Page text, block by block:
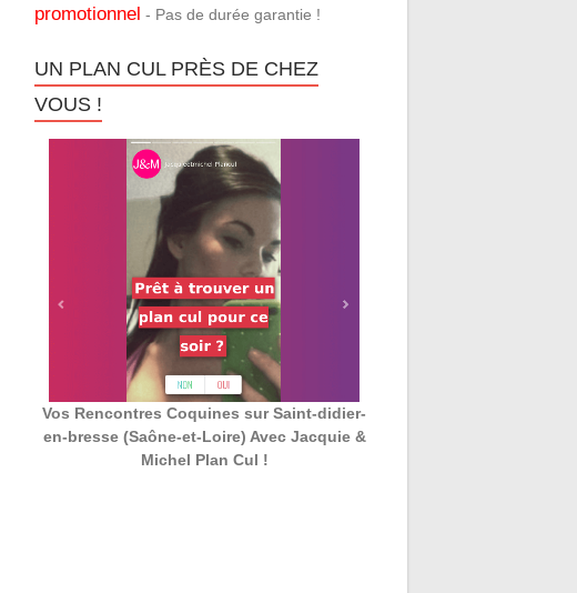
promotionnel - Pas de durée garantie !
UN PLAN CUL PRÈS DE CHEZ
VOUS !
Vos Rencontres Coquines sur Saint-didier-
en-bresse (Saône-et-Loire) Avec Jacquie &
Michel Plan Cul !